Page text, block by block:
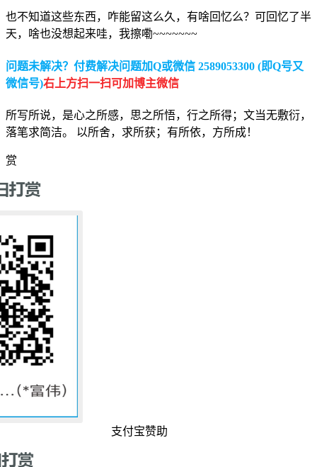
也不知道这些东西，咋能留这么久，有啥回忆么？可回忆了半
天，啥也没想起来哇，我擦嘞~~~~~~~
问题未解决？付费解决问题加Q或微信 2589053300 (即Q号又
微信号)右上方扫一扫可加博主微信
所写所说，是心之所感，思之所悟，行之所得；文当无敷衍，
落笔求简洁。 以所舍，求所获；有所依，方所成！
赏
支付宝赞助